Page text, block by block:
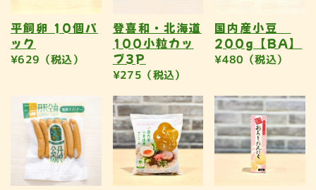
平飼卵 10個パ
ック
¥629（税込）
登喜和・北海道
100小粒カッ
プ3P
¥275（税込）
国内産小豆
200g【BA】
¥480（税込）